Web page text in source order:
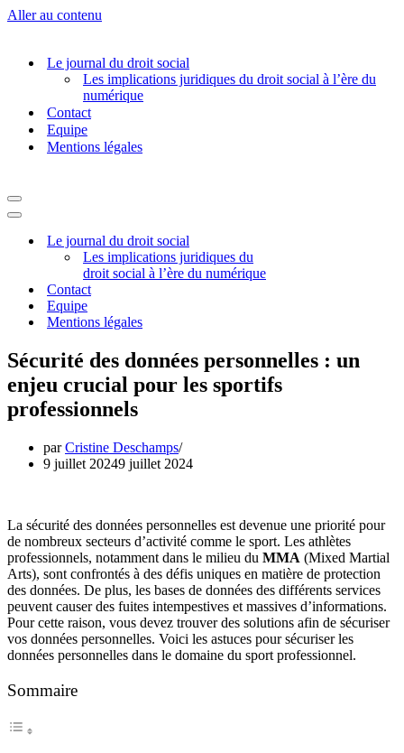
Aller au contenu
Le journal du droit social
Les implications juridiques du droit social à l’ère du
numérique
Contact
Equipe
Mentions légales
Menu
de
Menu
navigationLe journal du droit social
Les implications juridiques du
droit social à l’ère du numérique
Contact
Equipe
Mentions légales
Sécurité des données personnelles : un
enjeu crucial pour les sportifs
professionnels
parCristine Deschamps
9 juillet 20249 juillet 2024
La sécurité des données personnelles est devenue une priorité pour
de nombreux secteurs d’activité comme le sport. Les athlètes
professionnels, notamment dans le milieu du MMA (Mixed Martial
Arts), sont confrontés à des défis uniques en matière de protection
des données. De plus, les bases de données des différents services
peuvent causer des fuites intempestives et massives d’informations.
Pour cette raison, vous devez trouver des solutions afin de sécuriser
vos données personnelles. Voici les astuces pour sécuriser les
données personnelles dans le domaine du sport professionnel.
Sommaire